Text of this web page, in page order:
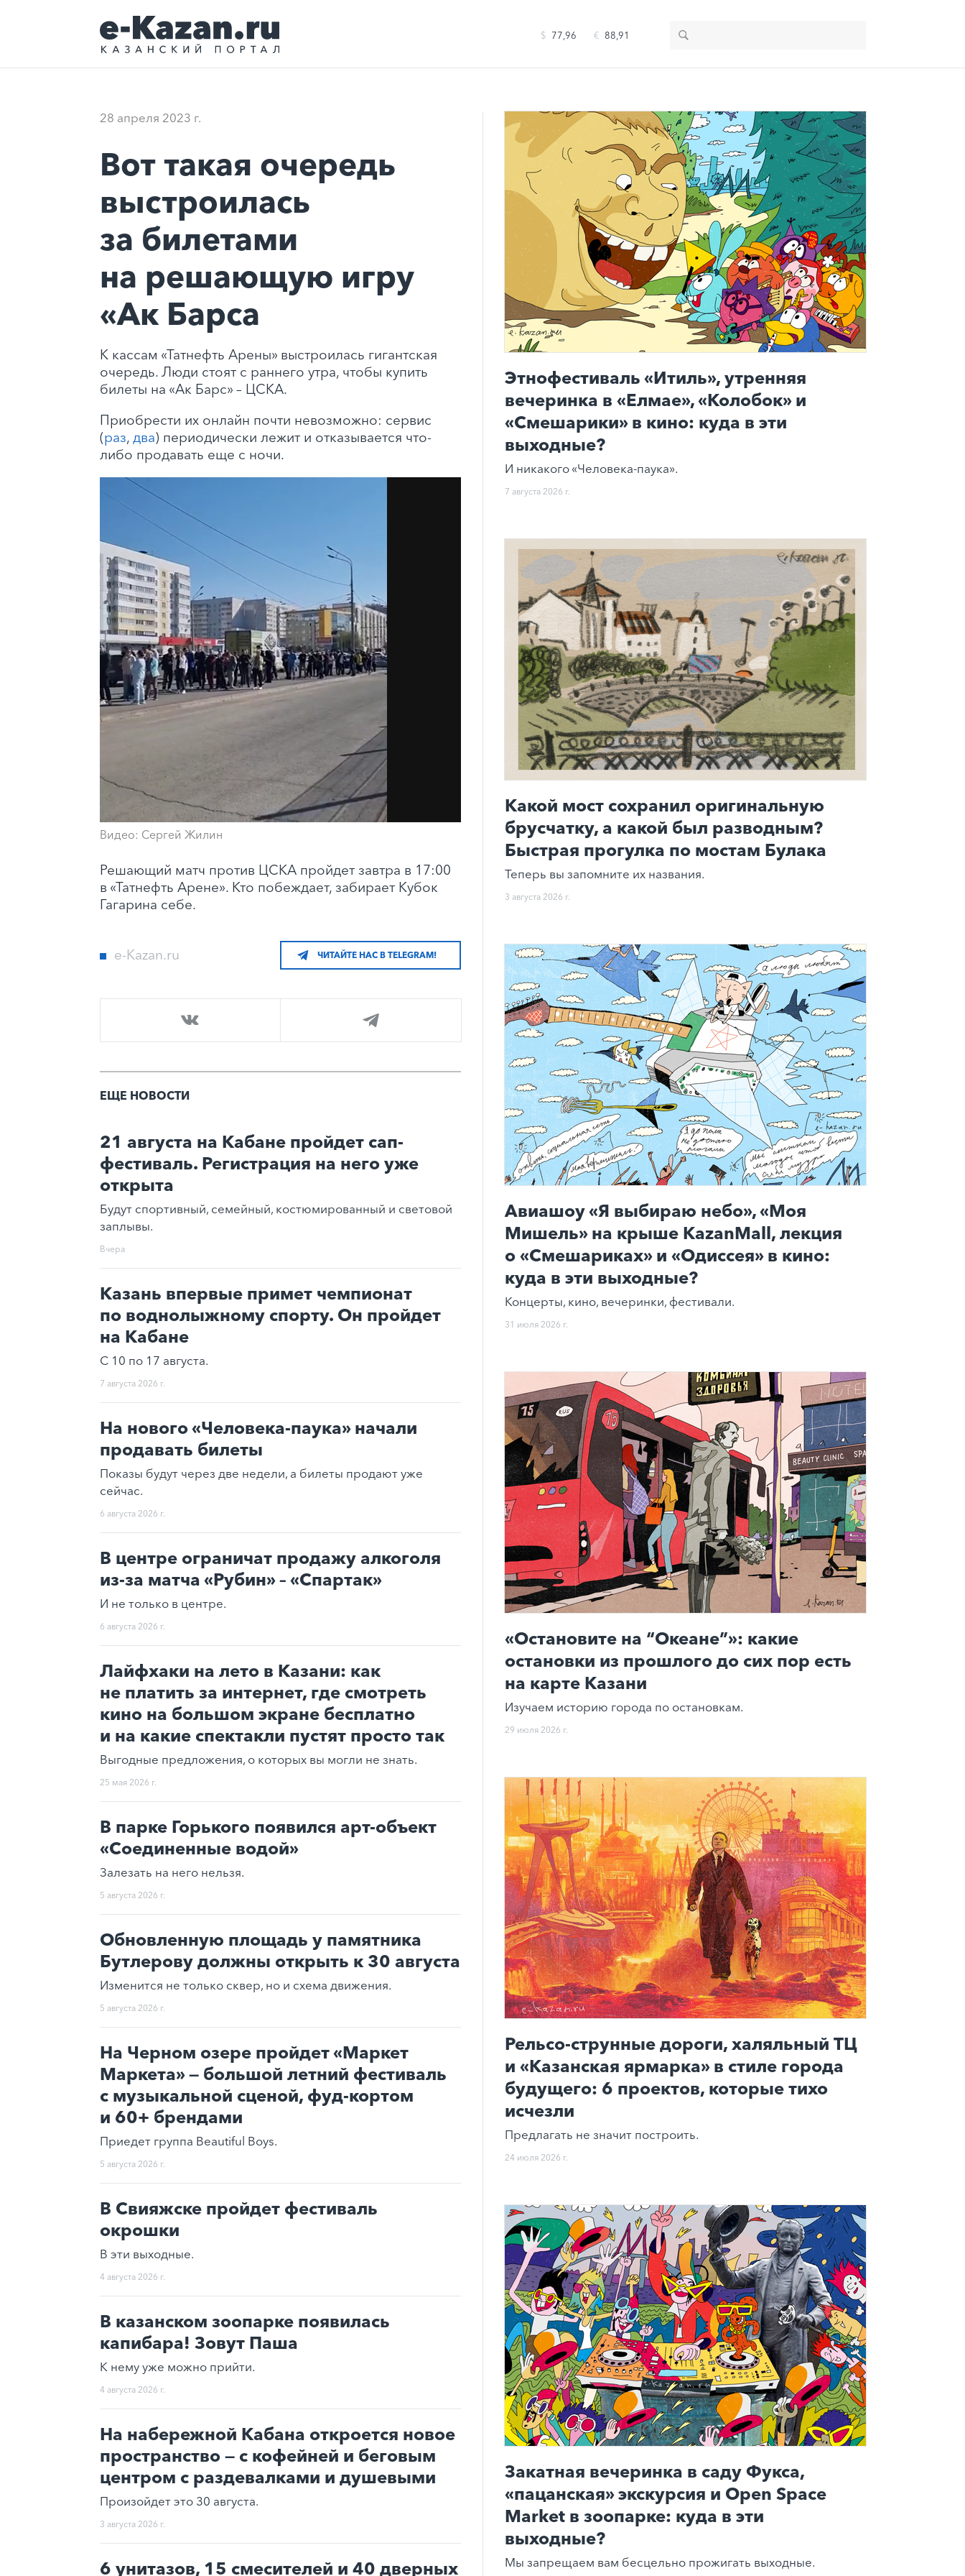
$ 77,96 € 88,91
28 апреля 2023 г.
Вот такая очередь
выстроилась
за билетами
на решающую игру
«Ак Барса
К кассам «Татнефть Арены» выстроилась гигантская
очередь. Люди стоят с раннего утра, чтобы купить
билеты на «Ак Барс» – ЦСКА.
Приобрести их онлайн почти невозможно: сервис
(раз, два) периодически лежит и отказывается что-
либо продавать еще с ночи.
Видео: Сергей Жилин
Решающий матч против ЦСКА пройдет завтра в 17:00
в «Татнефть Арене». Кто побеждает, забирает Кубок
Гагарина себе.
e-Kazan.ru ЧИТАЙТЕ НАС В TELEGRAM!
ЕЩЕ НОВОСТИ
21 августа на Кабане пройдет сап-
фестиваль. Регистрация на него уже
открыта
Будут спортивный, семейный, костюмированный и световой
заплывы.
Вчера
Казань впервые примет чемпионат
по воднолыжному спорту. Он пройдет
на Кабане
С 10 по 17 августа.
7 августа 2026 г.
На нового «Человека-паука» начали
продавать билеты
Показы будут через две недели, а билеты продают уже
сейчас.
6 августа 2026 г.
В центре ограничат продажу алкоголя
из-за матча «Рубин» – «Спартак»
И не только в центре.
6 августа 2026 г.
Лайфхаки на лето в Казани: как
не платить за интернет, где смотреть
кино на большом экране бесплатно
и на какие спектакли пустят просто так
Выгодные предложения, о которых вы могли не знать.
25 мая 2026 г.
В парке Горького появился арт-объект
«Соединенные водой»
Залезать на него нельзя.
5 августа 2026 г.
Обновленную площадь у памятника
Бутлерову должны открыть к 30 августа
Изменится не только сквер, но и схема движения.
5 августа 2026 г.
На Черном озере пройдет «Маркет
Маркета» — большой летний фестиваль
с музыкальной сценой, фуд-кортом
и 60+ брендами
Приедет группа Beautiful Boys.
5 августа 2026 г.
В Свияжске пройдет фестиваль
окрошки
В эти выходные.
4 августа 2026 г.
В казанском зоопарке появилась
капибара! Зовут Паша
К нему уже можно прийти.
4 августа 2026 г.
На набережной Кабана откроется новое
пространство — с кофейней и беговым
центром с раздевалками и душевыми
Произойдет это 30 августа.
3 августа 2026 г.
6 унитазов, 15 смесителей и 40 дверных
Этнофестиваль «Итиль», утренняя
вечеринка в «Елмае», «Колобок» и
«Смешарики» в кино: куда в эти
выходные?
И никакого «Человека-паука».
7 августа 2026 г.
Какой мост сохранил оригинальную
брусчатку, а какой был разводным?
Быстрая прогулка по мостам Булака
Теперь вы запомните их названия.
3 августа 2026 г.
Авиашоу «Я выбираю небо», «Моя
Мишель» на крыше KazanMall, лекция
о «Смешариках» и «Одиссея» в кино:
куда в эти выходные?
Концерты, кино, вечеринки, фестивали.
31 июля 2026 г.
«Остановите на “Океане”»: какие
остановки из прошлого до сих пор есть
на карте Казани
Изучаем историю города по остановкам.
29 июля 2026 г.
Рельсо-струнные дороги, халяльный ТЦ
и «Казанская ярмарка» в стиле города
будущего: 6 проектов, которые тихо
исчезли
Предлагать не значит построить.
24 июля 2026 г.
Закатная вечеринка в саду Фукса,
«пацанская» экскурсия и Open Space
Market в зоопарке: куда в эти
выходные?
Мы запрещаем вам бесцельно прожигать выходные.